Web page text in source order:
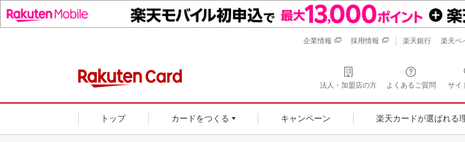
企業情報 採用情報 楽天銀行 楽天ペ
法人・加盟店の方 よくあるご質問 サイ
トップ カードをつくる キャンペーン 楽天カードが選ばれる